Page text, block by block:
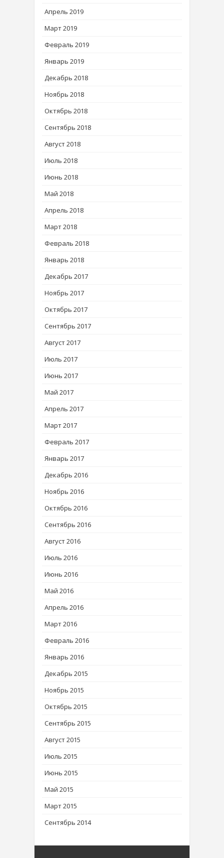
Апрель 2019
Март 2019
Февраль 2019
Январь 2019
Декабрь 2018
Ноябрь 2018
Октябрь 2018
Сентябрь 2018
Август 2018
Июль 2018
Июнь 2018
Май 2018
Апрель 2018
Март 2018
Февраль 2018
Январь 2018
Декабрь 2017
Ноябрь 2017
Октябрь 2017
Сентябрь 2017
Август 2017
Июль 2017
Июнь 2017
Май 2017
Апрель 2017
Март 2017
Февраль 2017
Январь 2017
Декабрь 2016
Ноябрь 2016
Октябрь 2016
Сентябрь 2016
Август 2016
Июль 2016
Июнь 2016
Май 2016
Апрель 2016
Март 2016
Февраль 2016
Январь 2016
Декабрь 2015
Ноябрь 2015
Октябрь 2015
Сентябрь 2015
Август 2015
Июль 2015
Июнь 2015
Май 2015
Март 2015
Сентябрь 2014